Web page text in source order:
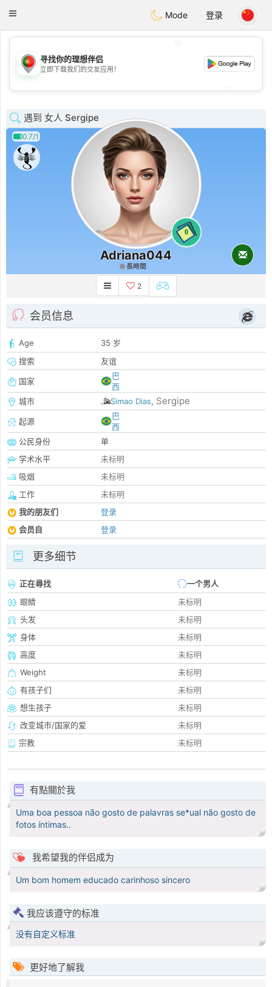
Portugues
Toggle
Mode 登录
💖
💕
寻找你的理想伴侣
立即下载我们的交友应用！
遇到 女人 Sergipe
0.7/1
0
Adriana044
長時間
2
会员信息
Age
35 岁
搜索
友谊
国家
巴
西
城市
Simao Dias, Sergipe
起源
巴
西
公民身份
单
学术水平
未标明
吸烟
未标明
工作
未标明
我的朋友们
登录
会员自
登录
更多细节
正在尋找
一个男人
眼睛
未标明
头发
未标明
身体
未标明
高度
未标明
Weight
未标明
有孩子们
未标明
想生孩子
未标明
改变城市/国家的爱
未标明
宗教
未标明
有點關於我
Uma boa pessoa não gosto de palavras se*ual não gosto de
fotos íntimas..
我希望我的伴侣成为
Um bom homem educado carinhoso sincero
我应该遵守的标准
没有自定义标准
更好地了解我